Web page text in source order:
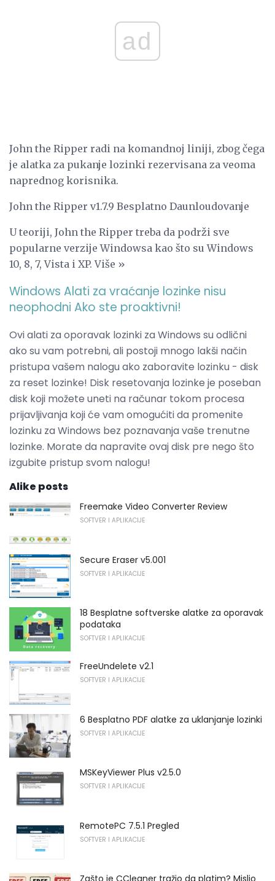
ad
John the Ripper radi na komandnoj liniji, zbog čega
je alatka za pukanje lozinki rezervisana za veoma
naprednog korisnika.
John the Ripper v1.7.9 Besplatno Daunloudovanje
U teoriji, John the Ripper treba da podrži sve
popularne verzije Windowsa kao što su Windows
10, 8, 7, Vista i XP. Više »
Windows Alati za vraćanje lozinke nisu
neophodni Ako ste proaktivni!
Ovi alati za oporavak lozinki za Windows su odlični
ako su vam potrebni, ali postoji mnogo lakši način
pristupa vašem nalogu ako zaboravite lozinku - disk
za reset lozinke! Disk resetovanja lozinke je poseban
disk koji možete uneti na računar tokom procesa
prijavljivanja koji će vam omogućiti da promenite
lozinku za Windows bez poznavanja vaše trenutne
lozinke. Morate da napravite ovaj disk pre nego što
izgubite pristup svom nalogu!
Alike posts
Freemake Video Converter Review
SOFTVER I APLIKACIJE
Secure Eraser v5.001
SOFTVER I APLIKACIJE
18 Besplatne softverske alatke za oporavak
podataka
SOFTVER I APLIKACIJE
FreeUndelete v2.1
SOFTVER I APLIKACIJE
6 Besplatno PDF alatke za uklanjanje lozinki
SOFTVER I APLIKACIJE
MSKeyViewer Plus v2.5.0
SOFTVER I APLIKACIJE
RemotePC 7.5.1 Pregled
SOFTVER I APLIKACIJE